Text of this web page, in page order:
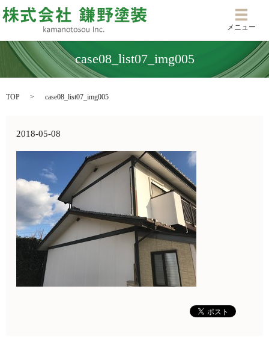
メニ
メニュー
case08_list07_img005
TOP case08_list07_img005
2018-05-08